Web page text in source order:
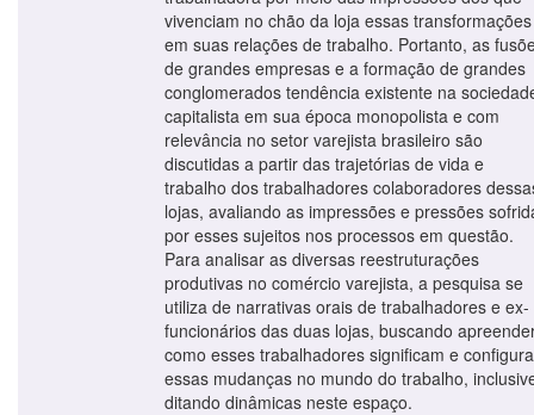
vivenciam no chão da loja essas transformações
em suas relações de trabalho. Portanto, as
de grandes empresas e a formação de grandes
conglomerados tendência existente na
capitalista em sua época monopolista e com
relevância no setor varejista brasileiro são
discutidas a partir das trajetórias de vida e
trabalho dos trabalhadores colaboradores
lojas, avaliando as impressões e pressões
por esses sujeitos nos processos em questão.
Para analisar as diversas reestruturações
produtivas no comércio varejista, a pesquisa se
utiliza de narrativas orais de trabalhadores e ex-
funcionários das duas lojas, buscando
como esses trabalhadores significam e
essas mudanças no mundo do trabalho,
ditando dinâmicas neste espaço.